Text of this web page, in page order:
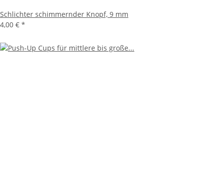
Schlichter schimmernder Knopf, 9 mm
4,00 € *